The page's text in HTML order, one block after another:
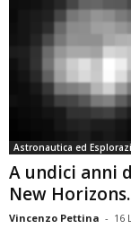
Astronautica ed
A undici anni
New
Vincenzo Pettina - 16